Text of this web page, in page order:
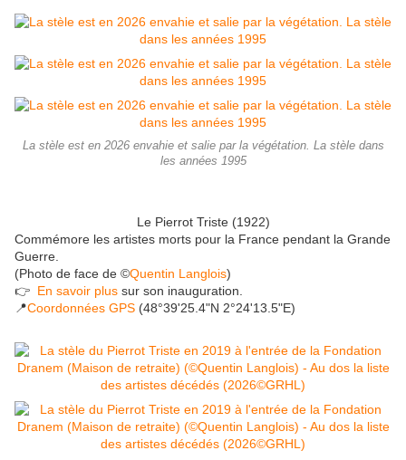
La stèle est en 2026 envahie et salie par la végétation. La stèle dans
les années 1995
Le Pierrot Triste (1922)
Commémore les artistes morts pour la France pendant la Grande
Guerre.
(Photo de face de ©Quentin Langlois)
👉 En savoir plus sur son inauguration.
📍Coordonnées GPS (48°39'25.4"N 2°24'13.5"E)